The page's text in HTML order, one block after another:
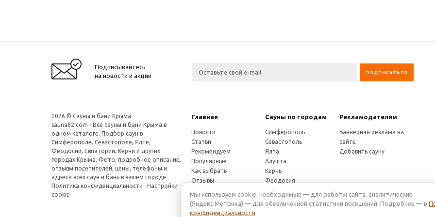
Подписывайтесь
на новости и акции
2026 © Сауны и бани Крыма
sauna82.com - Все сауны и бани Крыма в
одном каталоге. Подбор саун в
Симферополе, Севастополе, Ялте,
Феодосии, Евпатории, Керчи и других
городах Крыма. Фото, подробное описание,
отзывы посетителей, цены, телефоны и
адреса всех саун и бань в вашем городе.
Политика конфиденциальности · Настройки
cookie
Главная Сауны по городам Рекламодателям
Новости
Статьи
Рекомендуем
Популярные
Как выбрать
Отзывы
Симферополь
Севастополь
Ялта
Алушта
Керчь
Феодосия
Евпатория
Саки
Баннерная реклама на
сайте
Добавить сауну
Мы используем cookie: необходимые — для работы сайта, аналитические
(Яндекс.Метрика) — для обезличенной статистики посещений. Подробнее — в
конфиденциальности.